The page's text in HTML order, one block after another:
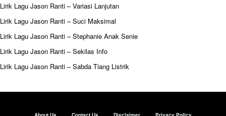
Lirik Lagu Jason Ranti – Variasi Lanjutan
Lirik Lagu Jason Ranti – Suci Maksimal
Lirik Lagu Jason Ranti – Stephanie Anak Senie
Lirik Lagu Jason Ranti – Sekilas Info
Lirik Lagu Jason Ranti – Sabda Tiang Listrik